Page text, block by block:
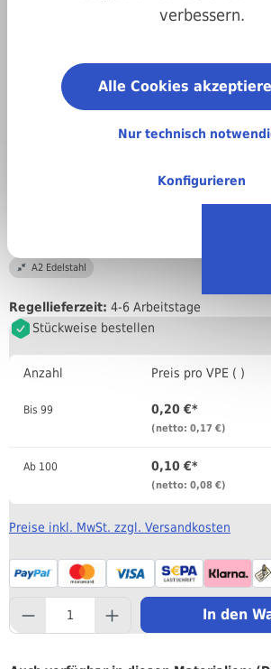
A2 Edelstahl
Regellieferzeit: 4-6 Arbeitstage
Stückweise bestellen
Anzahl Preis pro VPE ( )
Bis 99 0,20 €*
(netto: 0,17 €)
Ab 100 0,10 €*
(netto: 0,08 €)
Preise inkl. MwSt. zzgl. Versandkosten
In den
verbessern.
Alle Cookies
Nur technisch
Konfigurieren